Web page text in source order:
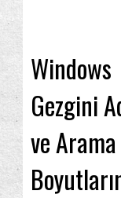
Windows
Gezgini
ve